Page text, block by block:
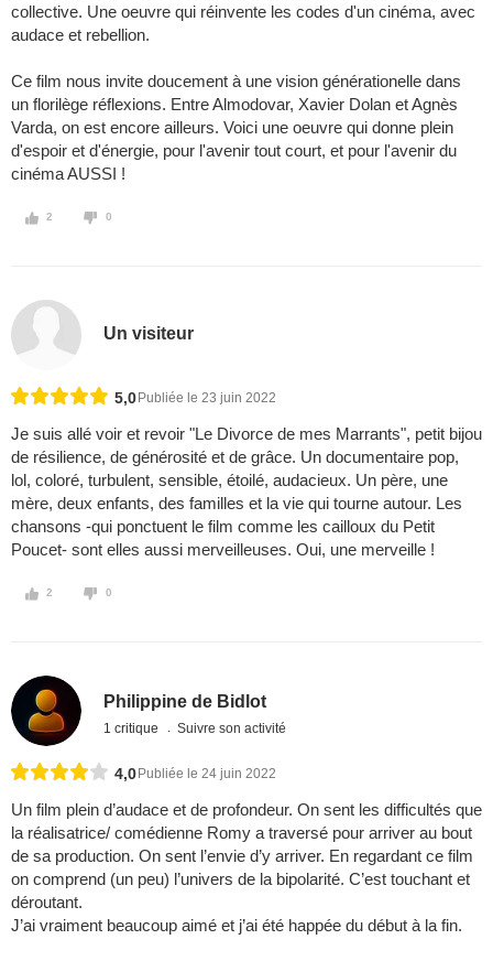
collective. Une oeuvre qui réinvente les codes d'un cinéma, avec
audace et rebellion.
Ce film nous invite doucement à une vision générationelle dans
un florilège réflexions. Entre Almodovar, Xavier Dolan et Agnès
Varda, on est encore ailleurs. Voici une oeuvre qui donne plein
d'espoir et d'énergie, pour l'avenir tout court, et pour l'avenir du
cinéma AUSSI !
2 0
Un visiteur
5,0 Publiée le 23 juin 2022
Je suis allé voir et revoir "Le Divorce de mes Marrants", petit bijou
de résilience, de générosité et de grâce. Un documentaire pop,
lol, coloré, turbulent, sensible, étoilé, audacieux. Un père, une
mère, deux enfants, des familles et la vie qui tourne autour. Les
chansons -qui ponctuent le film comme les cailloux du Petit
Poucet- sont elles aussi merveilleuses. Oui, une merveille !
2 0
Philippine de Bidlot
1 critique Suivre son activité
4,0 Publiée le 24 juin 2022
Un film plein d’audace et de profondeur. On sent les difficultés que
la réalisatrice/ comédienne Romy a traversé pour arriver au bout
de sa production. On sent l’envie d’y arriver. En regardant ce film
on comprend (un peu) l’univers de la bipolarité. C’est touchant et
déroutant.
J’ai vraiment beaucoup aimé et j’ai été happée du début à la fin.